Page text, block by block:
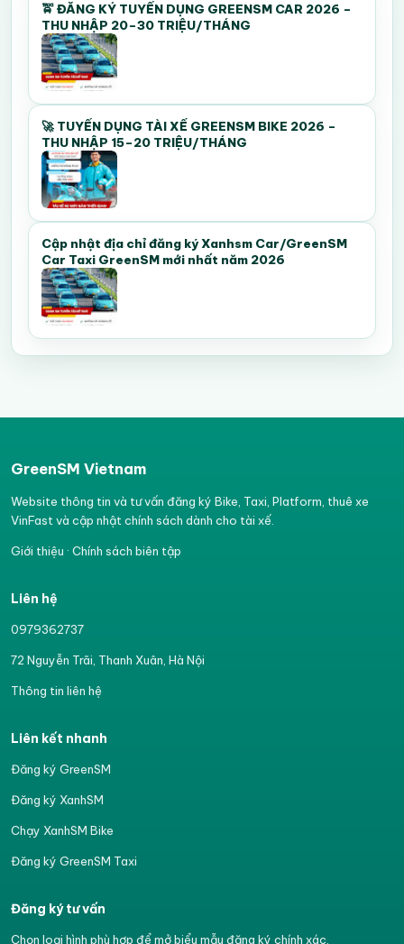
🚖 ĐĂNG KÝ TUYỂN DỤNG GREENSM CAR 2026 –
THU NHẬP 20–30 TRIỆU/THÁNG
🚀 TUYỂN DỤNG TÀI XẾ GREENSM BIKE 2026 –
THU NHẬP 15–20 TRIỆU/THÁNG
Cập nhật địa chỉ đăng ký Xanhsm Car/GreenSM
Car Taxi GreenSM mới nhất năm 2026
GreenSM Vietnam
Website thông tin và tư vấn đăng ký Bike, Taxi, Platform, thuê xe
VinFast và cập nhật chính sách dành cho tài xế.
Giới thiệu · Chính sách biên tập
Liên hệ
0979362737
72 Nguyễn Trãi, Thanh Xuân, Hà Nội
Thông tin liên hệ
Liên kết nhanh
Đăng ký GreenSM
Đăng ký XanhSM
Chạy XanhSM Bike
Đăng ký GreenSM Taxi
Đăng ký tư vấn
Chọn loại hình phù hợp để mở biểu mẫu đăng ký chính xác.